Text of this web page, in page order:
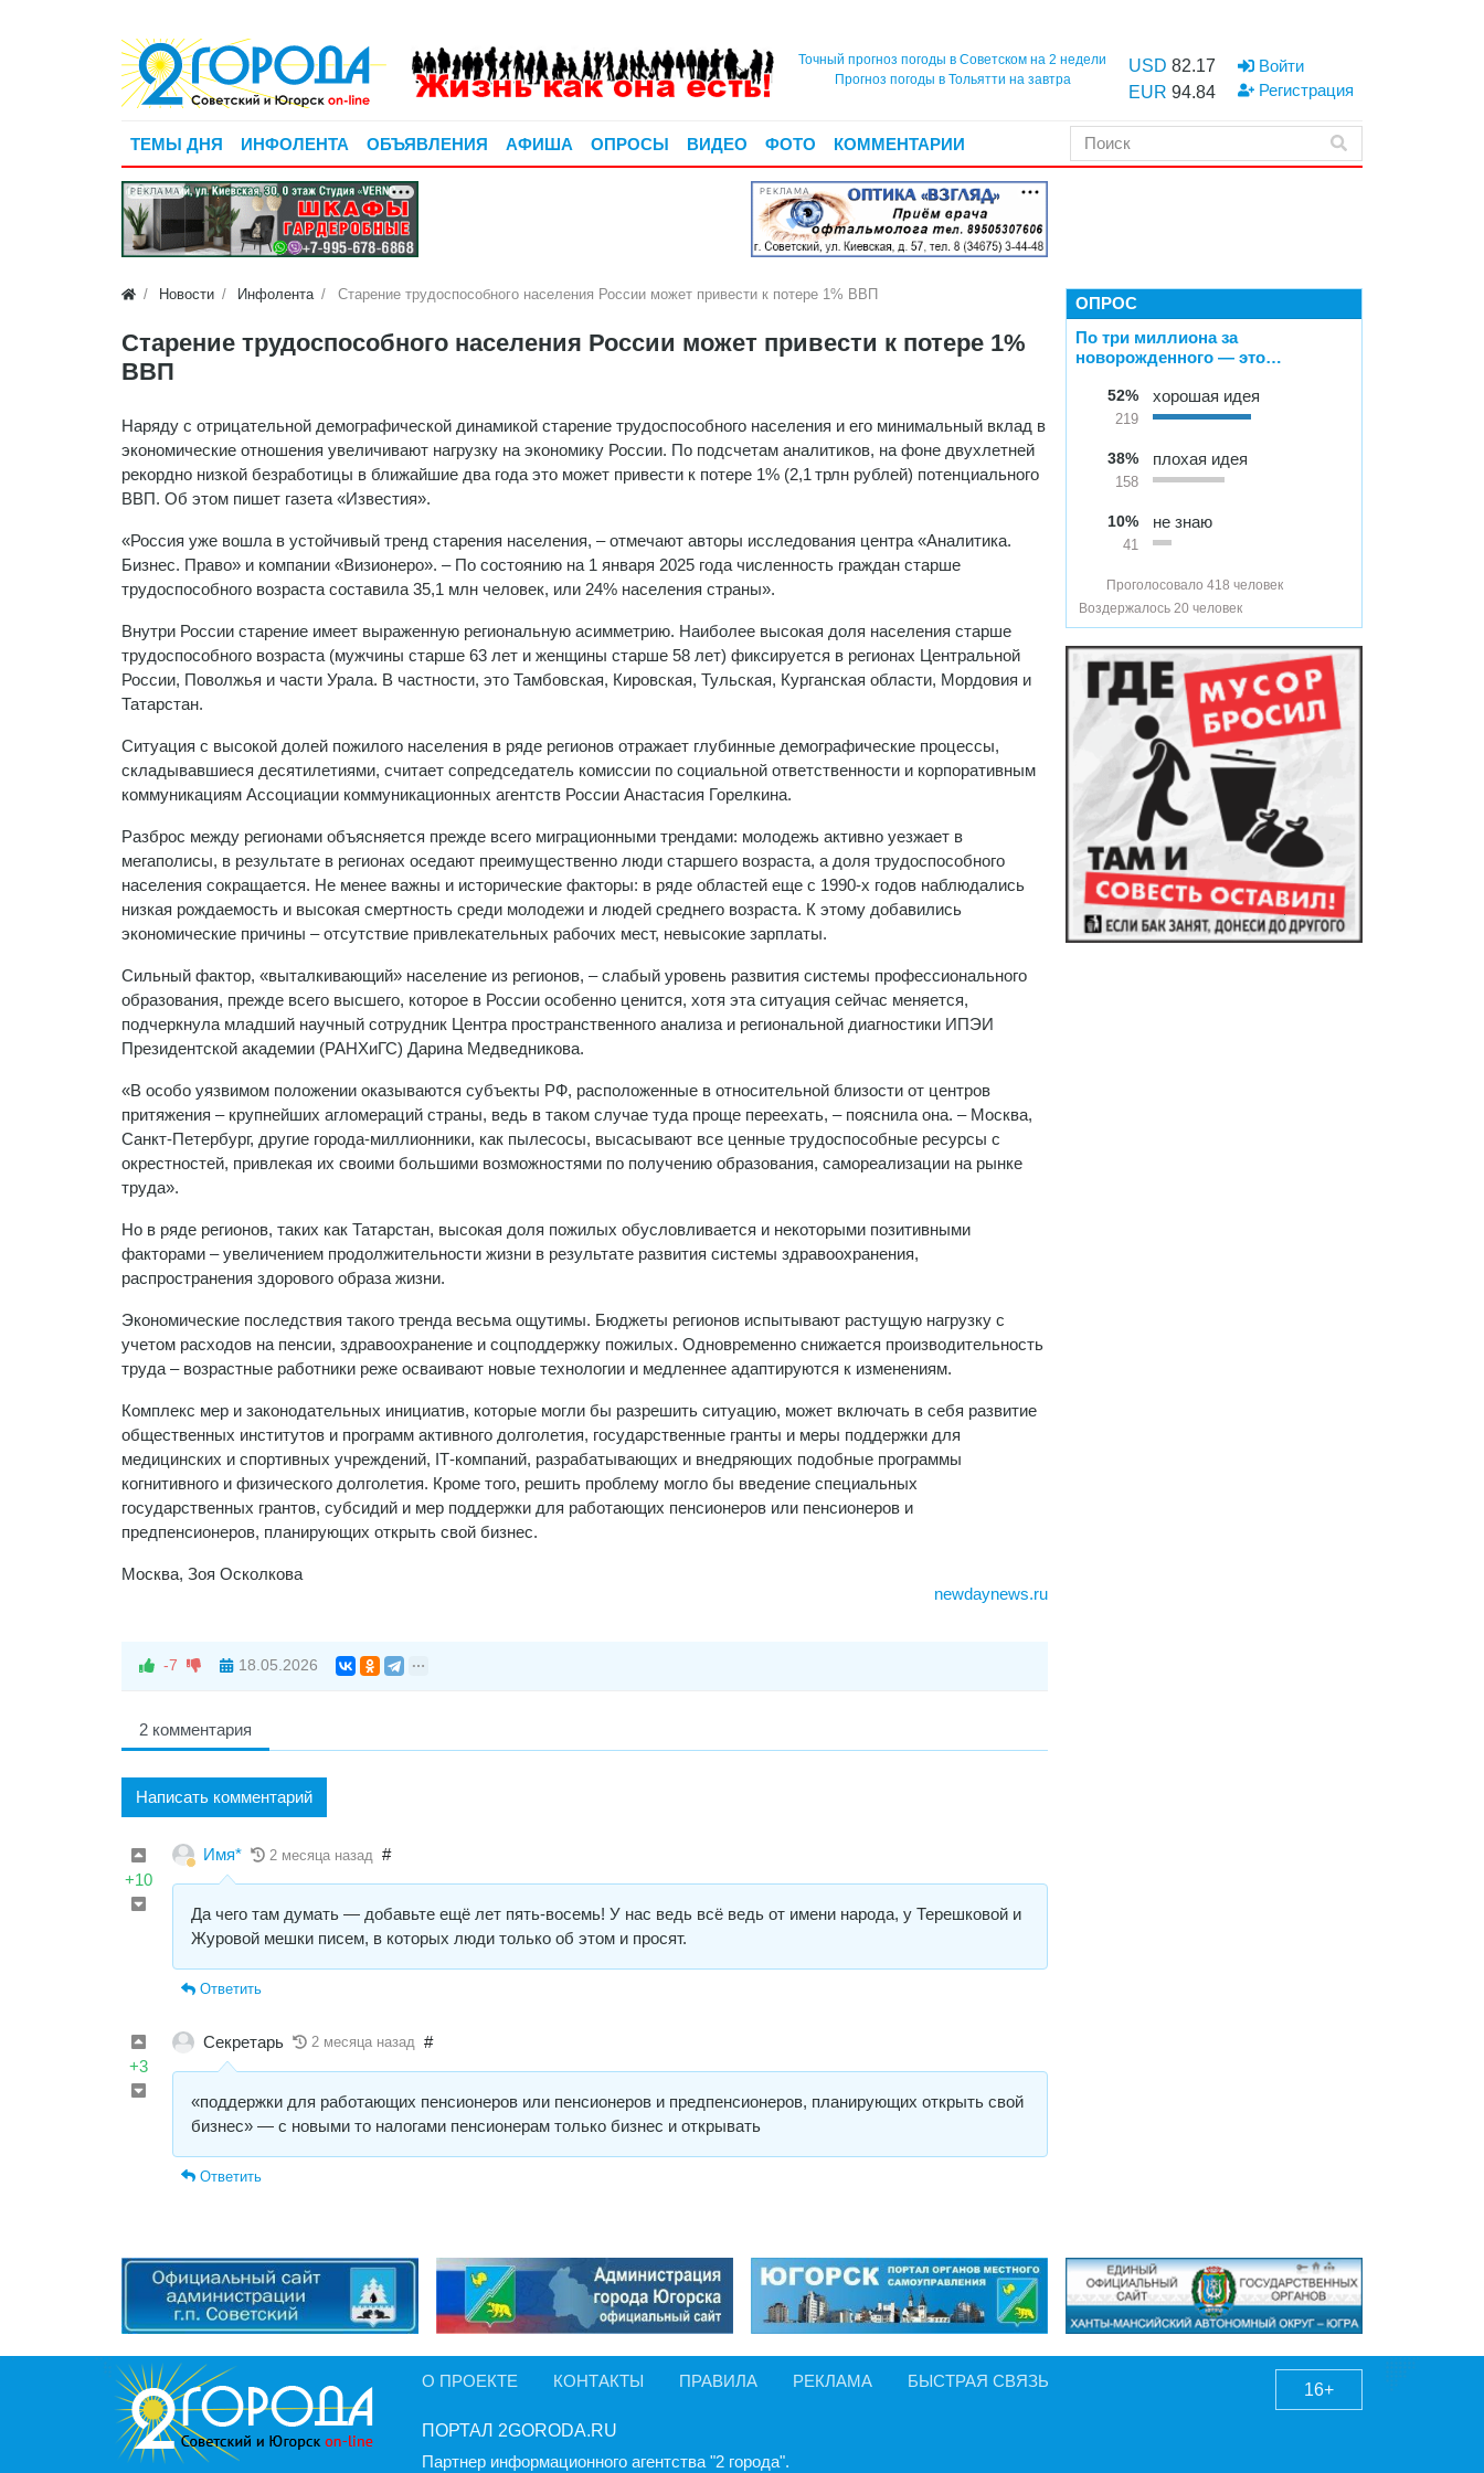
Точный прогноз погоды в Советском на 2 недели
Прогноз погоды в Тольятти на завтра
USD 82.17
EUR 94.84
Войти
Регистрация
ТЕМЫ ДНЯ ИНФОЛЕНТА ОБЪЯВЛЕНИЯ АФИША ОПРОСЫ ВИДЕО ФОТО КОММЕНТАРИИ
РЕКЛАМА РЕКЛАМА
Новости Инфолента Старение трудоспособного населения России может привести к потере 1% ВВП
Старение трудоспособного населения России может привести к потере 1%
ВВП
Наряду с отрицательной демографической динамикой старение трудоспособного населения и его минимальный вклад в
экономические отношения увеличивают нагрузку на экономику России. По подсчетам аналитиков, на фоне двухлетней
рекордно низкой безработицы в ближайшие два года это может привести к потере 1% (2,1 трлн рублей) потенциального
ВВП. Об этом пишет газета «Известия».
«Россия уже вошла в устойчивый тренд старения населения, – отмечают авторы исследования центра «Аналитика.
Бизнес. Право» и компании «Визионеро». – По состоянию на 1 января 2025 года численность граждан старше
трудоспособного возраста составила 35,1 млн человек, или 24% населения страны».
Внутри России старение имеет выраженную региональную асимметрию. Наиболее высокая доля населения старше
трудоспособного возраста (мужчины старше 63 лет и женщины старше 58 лет) фиксируется в регионах Центральной
России, Поволжья и части Урала. В частности, это Тамбовская, Кировская, Тульская, Курганская области, Мордовия и
Татарстан.
Ситуация с высокой долей пожилого населения в ряде регионов отражает глубинные демографические процессы,
складывавшиеся десятилетиями, считает сопредседатель комиссии по социальной ответственности и корпоративным
коммуникациям Ассоциации коммуникационных агентств России Анастасия Горелкина.
Разброс между регионами объясняется прежде всего миграционными трендами: молодежь активно уезжает в
мегаполисы, в результате в регионах оседают преимущественно люди старшего возраста, а доля трудоспособного
населения сокращается. Не менее важны и исторические факторы: в ряде областей еще с 1990‑х годов наблюдались
низкая рождаемость и высокая смертность среди молодежи и людей среднего возраста. К этому добавились
экономические причины – отсутствие привлекательных рабочих мест, невысокие зарплаты.
Сильный фактор, «выталкивающий» население из регионов, – слабый уровень развития системы профессионального
образования, прежде всего высшего, которое в России особенно ценится, хотя эта ситуация сейчас меняется,
подчеркнула младший научный сотрудник Центра пространственного анализа и региональной диагностики ИПЭИ
Президентской академии (РАНХиГС) Дарина Медведникова.
«В особо уязвимом положении оказываются субъекты РФ, расположенные в относительной близости от центров
притяжения – крупнейших агломераций страны, ведь в таком случае туда проще переехать, – пояснила она. – Москва,
Санкт-Петербург, другие города-миллионники, как пылесосы, высасывают все ценные трудоспособные ресурсы с
окрестностей, привлекая их своими большими возможностями по получению образования, самореализации на рынке
труда».
Но в ряде регионов, таких как Татарстан, высокая доля пожилых обусловливается и некоторыми позитивными
факторами – увеличением продолжительности жизни в результате развития системы здравоохранения,
распространения здорового образа жизни.
Экономические последствия такого тренда весьма ощутимы. Бюджеты регионов испытывают растущую нагрузку с
учетом расходов на пенсии, здравоохранение и соцподдержку пожилых. Одновременно снижается производительность
труда – возрастные работники реже осваивают новые технологии и медленнее адаптируются к изменениям.
Комплекс мер и законодательных инициатив, которые могли бы разрешить ситуацию, может включать в себя развитие
общественных институтов и программ активного долголетия, государственные гранты и меры поддержки для
медицинских и спортивных учреждений, IТ-компаний, разрабатывающих и внедряющих подобные программы
когнитивного и физического долголетия. Кроме того, решить проблему могло бы введение специальных
государственных грантов, субсидий и мер поддержки для работающих пенсионеров или пенсионеров и
предпенсионеров, планирующих открыть свой бизнес.
Москва, Зоя Осколкова
newdaynews.ru
-7 18.05.2026
2 комментария
Написать комментарий
+10
Имя* 2 месяца назад #
Да чего там думать — добавьте ещё лет пять-восемь! У нас ведь всё ведь от имени народа, у Терешковой и
Журовой мешки писем, в которых люди только об этом и просят.
Ответить
+3
Секретарь 2 месяца назад #
«поддержки для работающих пенсионеров или пенсионеров и предпенсионеров, планирующих открыть свой
бизнес» — с новыми то налогами пенсионерам только бизнес и открывать
Ответить
ОПРОС
По три миллиона за
новорожденного — это…
52%
219
хорошая идея
38%
158
плохая идея
10%
41
не знаю
Проголосовало 418 человек
Воздержалось 20 человек
О ПРОЕКТЕ КОНТАКТЫ ПРАВИЛА РЕКЛАМА БЫСТРАЯ СВЯЗЬ
ПОРТАЛ 2GORODA.RU
Партнер информационного агентства "2 города".
16+